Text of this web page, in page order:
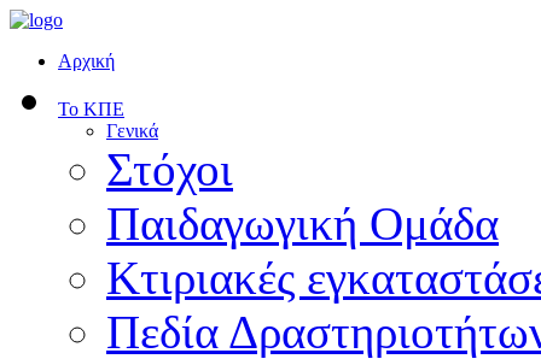
Αρχική
Το ΚΠΕ
Γενικά
Στόχοι
Παιδαγωγική Ομάδα
Κτιριακές
Πεδία